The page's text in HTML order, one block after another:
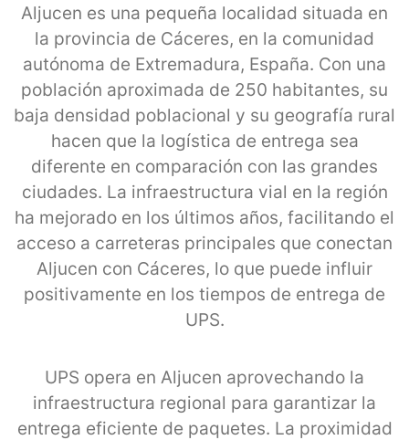
Aljucen es una pequeña localidad situada en
la provincia de Cáceres, en la comunidad
autónoma de Extremadura, España. Con una
población aproximada de 250 habitantes, su
baja densidad poblacional y su geografía rural
hacen que la logística de entrega sea
diferente en comparación con las grandes
ciudades. La infraestructura vial en la región
ha mejorado en los últimos años, facilitando el
acceso a carreteras principales que conectan
Aljucen con Cáceres, lo que puede influir
positivamente en los tiempos de entrega de
UPS.
UPS opera en Aljucen aprovechando la
infraestructura regional para garantizar la
entrega eficiente de paquetes. La proximidad